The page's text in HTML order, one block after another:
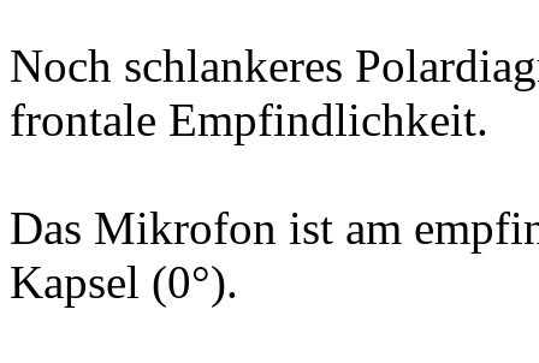
Noch schlankeres
frontale Empfindlichkeit.
Das Mikrofon ist am
Kapsel (0°).